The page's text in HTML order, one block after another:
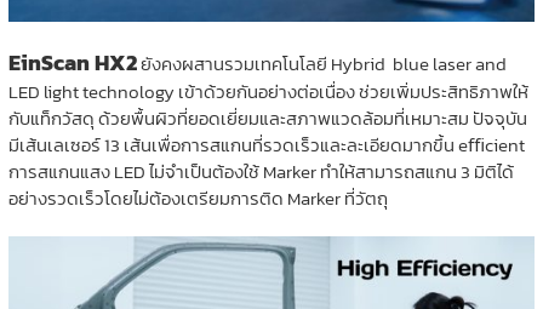
EinScan HX2ยังคงผสานรวมเทคโนโลยี Hybrid blue laser and
LED light technology เข้าด้วยกันอย่างต่อเนื่อง ช่วยเพิ่มประสิทธิภาพให้
กับแท็กวัสดุ ด้วยพื้นผิวที่ยอดเยี่ยมและสภาพแวดล้อมที่เหมาะสม ปัจจุบัน
มีเส้นเลเซอร์ 13 เส้นเพื่อการสแกนที่รวดเร็วและละเอียดมากขึ้น eﬃcient
การสแกนแสง LED ไม่จำเป็นต้องใช้ Marker ทำให้สามารถสแกน 3 มิติได้
อย่างรวดเร็วโดยไม่ต้องเตรียมการติด Marker ที่วัตถุ